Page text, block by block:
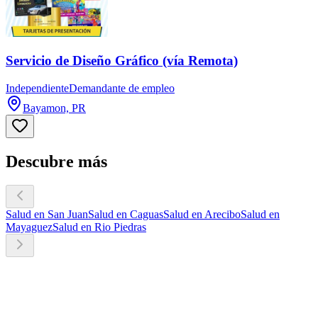
Servicio de Diseño Gráfico (vía Remota)
IndependienteDemandante de empleo
Bayamon, PR
Descubre más
Salud en San JuanSalud en CaguasSalud en AreciboSalud en
MayaguezSalud en Rio Piedras